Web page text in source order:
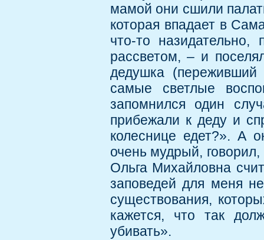
мамой они сшили
которая впадает в
что-то
рассветом, – и
дедушка (переживший
самые светлые
запомнился один
прибежали к деду и
колеснице едет?». А
очень мудрый,
Ольга Михайловна
заповедей для меня
существования,
кажется, что так
убивать».